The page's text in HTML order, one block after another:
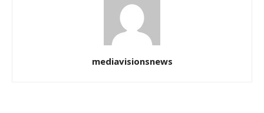
mediavisionsnews